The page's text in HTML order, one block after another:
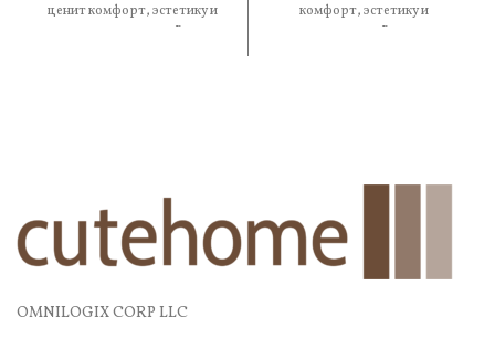
ценит комфорт, эстетику и
практичность. В
комфорт, эстетику и
практичность. В составе
OMNILOGIX CORP LLC